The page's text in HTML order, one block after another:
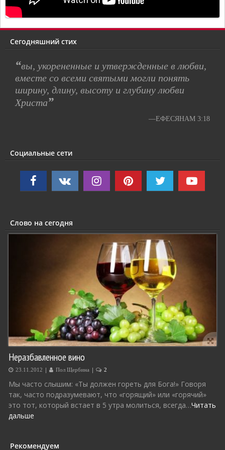
Сегодняшний стих
“вы, укорененные и утвержденные в любви,
вместе со всеми святыми могли понять
ширину, длину, высоту и глубину любви
Христа”
—ЕФЕСЯНАМ 3:18
Социальные сети
Слово на сегодня
Неразбавленное вино
23.11.2012 | Пол Щербина | 2
Мы часто слышим: «Ты должен гореть для Бога!» Говоря
так, часто подразумевают, что «горящий» или «горячий»
это тот, который встает в 5 утра молиться, всегда…Читать
дальше
Рекомендуем